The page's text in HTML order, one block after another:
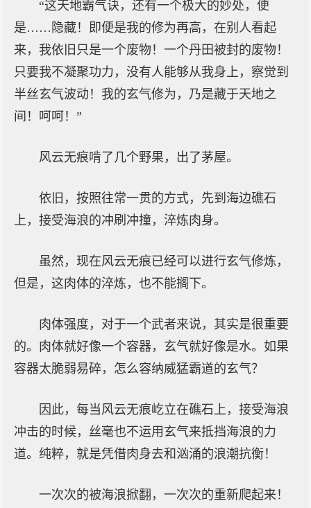
“这天地霸气诀，还有一个极大的妙处，便
是……隐藏！即便是我的修为再高，在别人看起
来，我依旧只是一个废物！一个丹田被封的废物！
只要我不凝聚功力，没有人能够从我身上，察觉到
半丝玄气波动！我的玄气修为，乃是藏于天地之
间！呵呵！”
风云无痕啃了几个野果，出了茅屋。
依旧，按照往常一贯的方式，先到海边礁石
上，接受海浪的冲刷冲撞，淬炼肉身。
虽然，现在风云无痕已经可以进行玄气修炼，
但是，这肉体的淬炼，也不能搁下。
肉体强度，对于一个武者来说，其实是很重要
的。肉体就好像一个容器，玄气就好像是水。如果
容器太脆弱易碎，怎么容纳威猛霸道的玄气？
因此，每当风云无痕屹立在礁石上，接受海浪
冲击的时候，丝毫也不运用玄气来抵挡海浪的力
道。纯粹，就是凭借肉身去和汹涌的浪潮抗衡！
一次次的被海浪掀翻，一次次的重新爬起来！